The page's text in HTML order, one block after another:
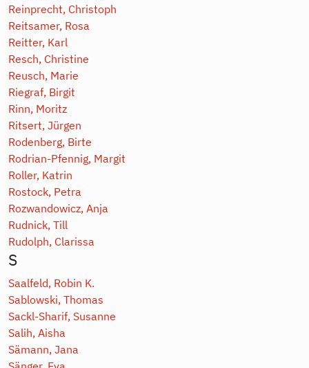
Reinprecht, Christoph
Reitsamer, Rosa
Reitter, Karl
Resch, Christine
Reusch, Marie
Riegraf, Birgit
Rinn, Moritz
Ritsert, Jürgen
Rodenberg, Birte
Rodrian-Pfennig, Margit
Roller, Katrin
Rostock, Petra
Rozwandowicz, Anja
Rudnick, Till
Rudolph, Clarissa
S
Saalfeld, Robin K.
Sablowski, Thomas
Sackl-Sharif, Susanne
Salih, Aisha
Sämann, Jana